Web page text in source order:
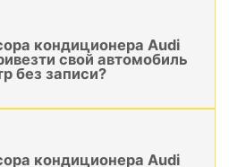
кондиционера Audi
свой автомобиль
без записи?
кондиционера Audi